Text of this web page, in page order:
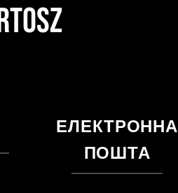
ЕЛЕКТРОННА
ПОШТА